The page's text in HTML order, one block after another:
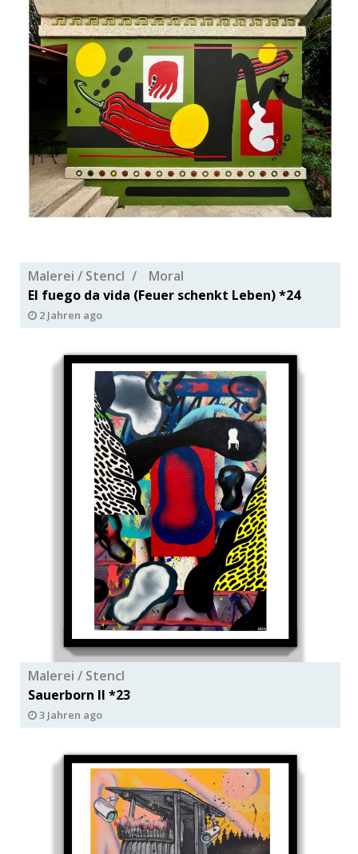
Malerei / Stencl
Moral
El fuego da vida (Feuer schenkt Leben) *24
2 Jahren ago
Malerei / Stencl
Sauerborn ll *23
3 Jahren ago